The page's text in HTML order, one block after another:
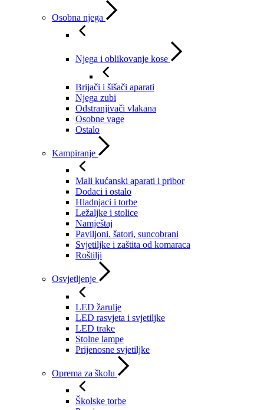
Osobna njega
Njega i oblikovanje kose
Brijači i šišači aparati
Njega zubi
Odstranjivači vlakana
Osobne vage
Ostalo
Kampiranje
Mali kućanski aparati i pribor
Dodaci i ostalo
Hladnjaci i torbe
Ležaljke i stolice
Namještaj
Paviljoni. šatori, suncobrani
Svjetiljke i zaštita od komaraca
Roštilji
Osvjetljenje
LED žarulje
LED rasvjeta i svjetiljke
LED trake
Stolne lampe
Prijenosne svjetiljke
Oprema za školu
Školske torbe